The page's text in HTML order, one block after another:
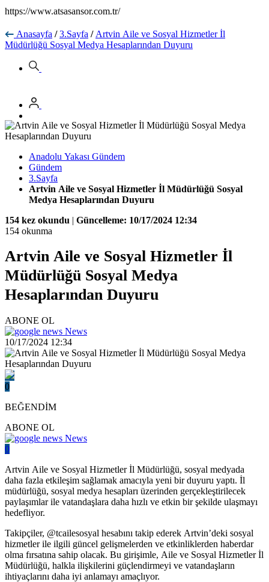
https://www.atsasansor.com.tr/
Anasayfa / 3.Sayfa / Artvin Aile ve Sosyal Hizmetler İl
Müdürlüğü Sosyal Medya Hesaplarından Duyuru
Anadolu Yakası Gündem
Gündem
3.Sayfa
Artvin Aile ve Sosyal Hizmetler İl Müdürlüğü Sosyal
Medya Hesaplarından Duyuru
154 kez okundu | Güncelleme: 10/17/2024 12:34
154 okunma
Artvin Aile ve Sosyal Hizmetler İl
Müdürlüğü Sosyal Medya
Hesaplarından Duyuru
ABONE OL
News
10/17/2024 12:34
0
BEĞENDİM
ABONE OL
News
0
Artvin Aile ve Sosyal Hizmetler İl Müdürlüğü, sosyal medyada
daha fazla etkileşim sağlamak amacıyla yeni bir duyuru yaptı. İl
müdürlüğü, sosyal medya hesapları üzerinden gerçekleştirilecek
paylaşımlar ile vatandaşlara daha hızlı ve etkin bir şekilde ulaşmayı
hedefliyor.
Takipçiler, @tcailesosyal hesabını takip ederek Artvin’deki sosyal
hizmetler ile ilgili güncel gelişmelerden ve etkinliklerden haberdar
olma fırsatına sahip olacak. Bu girişimle, Aile ve Sosyal Hizmetler İl
Müdürlüğü, halkla ilişkilerini güçlendirmeyi ve vatandaşların
ihtiyaçlarını daha iyi anlamayı amaçlıyor.